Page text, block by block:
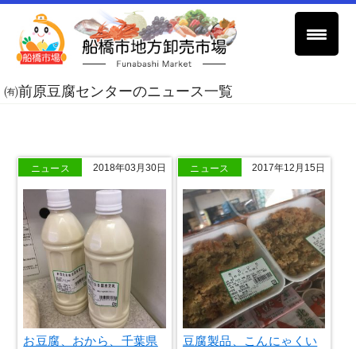
㈲前原豆腐センターのニュース一覧
ニュース 2018年03月30日
お豆腐、おから、千葉県
ニュース 2017年12月15日
豆腐製品、こんにゃくい